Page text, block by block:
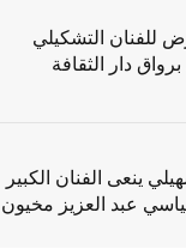
للفنان التشكيلي
دار الثقافة
ينعى الفنان الكبير
عبد العزيز مخيون